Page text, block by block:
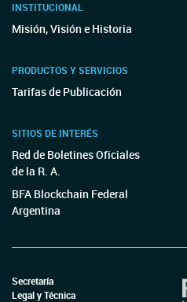
INSTITUCIONAL
Misión, Visión e Historia
PRODUCTOS Y SERVICIOS
Tarifas de Publicación
SITIOS DE INTERÉS
Red de Boletines Oficiales
de la R. A.
BFA Blockchain Federal
Argentina
Secretaría
Legal y Técnica